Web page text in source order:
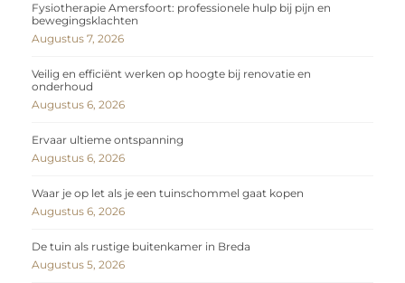
Fysiotherapie Amersfoort: professionele hulp bij pijn en
bewegingsklachten
Augustus 7, 2026
Veilig en efficiënt werken op hoogte bij renovatie en
onderhoud
Augustus 6, 2026
Ervaar ultieme ontspanning
Augustus 6, 2026
Waar je op let als je een tuinschommel gaat kopen
Augustus 6, 2026
De tuin als rustige buitenkamer in Breda
Augustus 5, 2026